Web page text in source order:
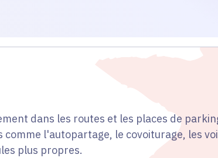
dans les routes et les places de
comme l'autopartage, le covoiturage, les
plus propres.